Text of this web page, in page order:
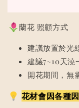
蘭花 照顧方式
建議放置於光
建議7~10天澆
開花期間，無
花材會因各種